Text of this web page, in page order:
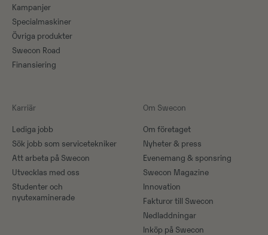
Kampanjer
Specialmaskiner
Övriga produkter
Swecon Road
Finansiering
Karriär
Lediga jobb
Sök jobb som servicetekniker
Att arbeta på Swecon
Utvecklas med oss
Studenter och
nyutexaminerade
Om Swecon
Om företaget
Nyheter & press
Evenemang & sponsring
Swecon Magazine
Innovation
Fakturor till Swecon
Nedladdningar
Inköp på Swecon